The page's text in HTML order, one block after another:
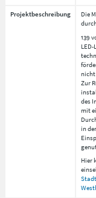
Projektbeschreibung
Die
139
nicht
Zur
des
mit
in
Hier